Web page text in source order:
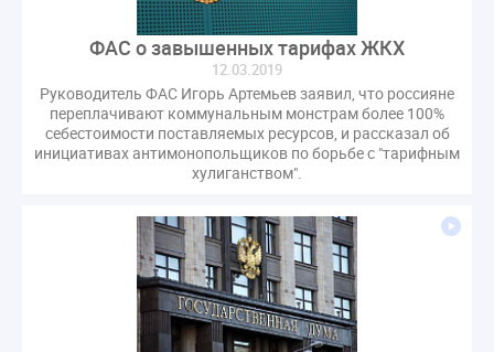
ФАС о завышенных тарифах ЖКХ
12.03.2019
Руководитель ФАС Игорь Артемьев заявил, что россияне
переплачивают коммунальным монстрам более 100%
себестоимости поставляемых ресурсов, и рассказал об
инициативах антимонопольщиков по борьбе с "тарифным
хулиганством".